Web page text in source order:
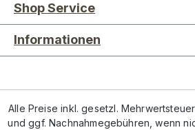
Shop Service
Informationen
Alle Preise inkl. gesetzl.
und ggf. Nachnahmegebühren, wenn